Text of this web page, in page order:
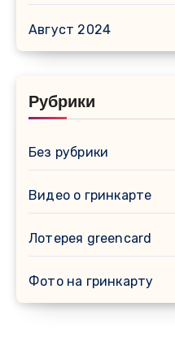
Август 2024
Рубрики
Без рубрики
Видео о гринкарте
Лотерея greencard
Фото на гринкарту